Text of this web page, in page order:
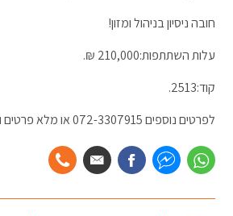
חובה ניסיון בניהול ומזון!
עלות השתתפות:210,000 ₪.
קוד:2513.
לפרטים נוספים 072-3307915 או מלא פרטים ונציג מטעמנו יצור קשר.